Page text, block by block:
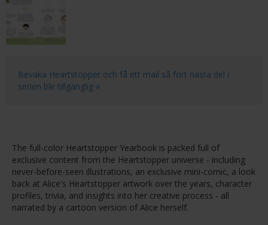
Bevaka Heartstopper och få ett mail så fort nästa del i
serien blir tillgänglig »
The full-color Heartstopper Yearbook is packed full of
exclusive content from the Heartstopper universe - including
never-before-seen illustrations, an exclusive mini-comic, a look
back at Alice's Heartstopper artwork over the years, character
profiles, trivia, and insights into her creative process - all
narrated by a cartoon version of Alice herself.